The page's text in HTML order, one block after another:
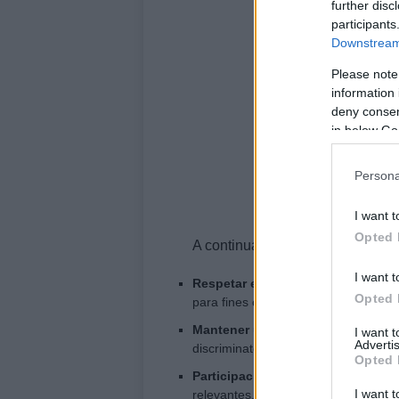
further
Please
information
deny
in below
I want
Opted
I want
Opted
I want
Opted
I want
A continuación, se presentan
Respetar el propósito del grupo
para fines científicos y académicos.
Mantener un lenguaje respetuoso
discriminatorio.
Participación activa
relevantes.